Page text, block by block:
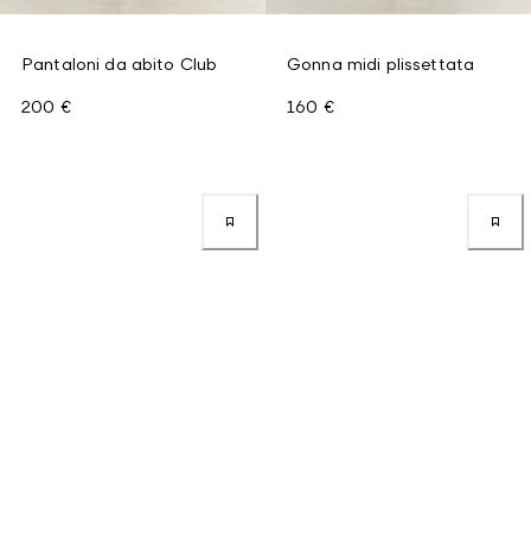
Pantaloni da abito Club
200 €
Gonna midi plissettata
160 €